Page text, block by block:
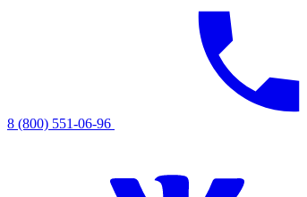
8 (800) 551-06-96